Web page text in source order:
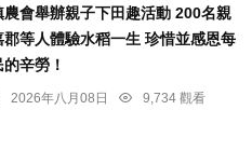
農會舉辦親子下田趣活動 200名親
等人體驗水稻一生 珍惜並感恩每
辛勞！
2026年八月08日
9,734 觀看